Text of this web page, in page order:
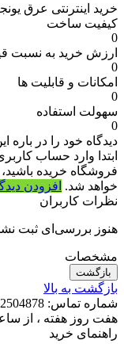
خرید اینترنتی عرق
کیفیت ساخت
0
ارزش خرید به نسبت
0
امکانات و قابلیت ها
0
سهولت استفاده
0
دیدگاه خود را در باره
ابتدا وارد حساب
فروشگاه خریده
خواهد شد. افزودن
نظرات کاربران
هنوز بررسی‌ای ثبت
مشخصات
بازگشت
بازگشت به بالا
شماره تماس: 021
هفت روز هفته ، از ساعت 8
راهنمای خرید